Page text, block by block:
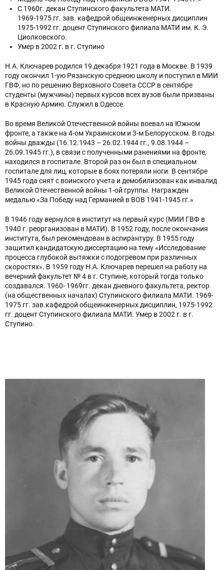
С 1960г. декан Ступинского факультета МАТИ.
1969-1975 гг. зав. кафедрой общеинженерных дисциплин
1975-1992 гг. доцент Ступинского филиала МАТИ им. К. Э.
Циолковского.
Умер в 2002 г. в г. Ступино
Н.А. Ключарев родился 19 декабря 1921 года в Москве. В 1939
году окончил 1-ую Рязанскую среднюю школу и поступил в МИИ
ГВФ, но по решению Верховного Совета СССР в сентябре
студенты (мужчины) первых курсов всех вузов были призваны
в Красную Армию. Служил в Одессе.
Во время Великой Отечественной войны воевал на Южном
фронте, а также на 4-ом Украинском и 3-м Белорусском. В годы
войны дважды (16.12.1943 – 26.02.1944 гг., 9.08.1944 –
26.09.1945 гг.), в связи с полученными ранениями на фронте,
находился в госпитале. Второй раз он был в специальном
госпитале для лиц, которые в боях потеряли ноги. В сентябре
1945 года снят с воинского учета и демобилизован как инвалид
Великой Отечественной войны 1-ой группы. Награжден
медалью «За Победу над Германией в ВОВ 1941-1945 гг.»
В 1946 году вернулся в институт на первый курс (МИИ ГВФ в
1940 г. реорганизован в МАТИ). В 1952 году, после окончания
института, был рекомендован в аспирантуру. В 1955 году
защитил кандидатскую диссертацию на тему «Исследование
процесса глубокой вытяжки с подогревом при различных
скоростях». В 1959 году Н.А. Ключарев перешел на работу на
вечерний факультет № 4 в г. Ступине, который тогда только
создавался. 1960- 1969гг. декан дневного факультета, ректор
(на общественных началах) Ступинского филиала МАТИ. 1969-
1975 гг. зав.кафедрой общеинженерных дисциплин, 1975-1992
гг. доцент Ступинского филиала МАТИ. Умер в 2002 г. в г.
Ступино.